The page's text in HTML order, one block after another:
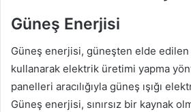
Güneş Enerjisi
Güneş enerjisi, güneşten elde edilen
kullanarak elektrik üretimi yapma
panelleri aracılığıyla güneş ışığı
Güneş enerjisi, sınırsız bir kaynak